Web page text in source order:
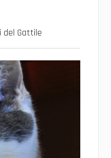
del Gattile